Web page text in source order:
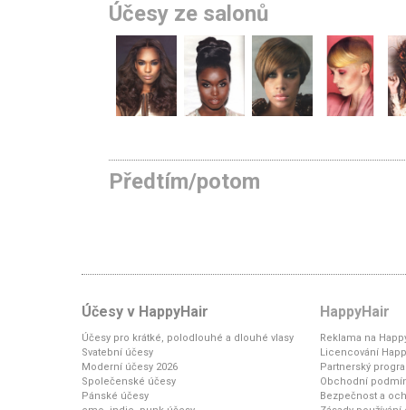
Účesy ze salonů
Předtím/potom
Účesy v HappyHair
Účesy pro krátké, polodlouhé a dlouhé vlasy
Svatební účesy
Moderní účesy 2026
Společenské účesy
Pánské účesy
HappyHair
Reklama na
Licencování
Partnerský
Obchodní
Bezpečnost a